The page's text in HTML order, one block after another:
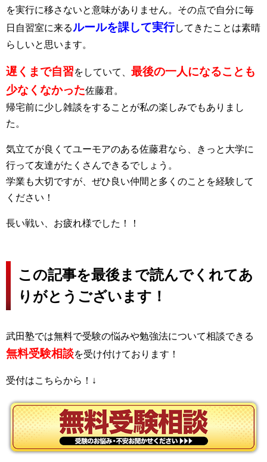
を実行に移さないと意味がありません。その点で自分に毎
日自習室に来るルールを課して実行してきたことは素晴
らしいと思います。
遅くまで自習をしていて、 最後の一人になることも
少なくなかった佐藤君。
帰宅前に少し雑談をすることが私の楽しみでもありまし
た。
気立てが良くてユーモアのある佐藤君なら、きっと大学に
行って友達がたくさんできるでしょう。
学業も大切ですが、ぜひ良い仲間と多くのことを経験して
ください！
長い戦い、お疲れ様でした！！
この記事を最後まで読んでくれてあ
りがとうございます！
武田塾では無料で受験の悩みや勉強法について相談できる
無料受験相談を受け付けております！
受付はこちらから！↓